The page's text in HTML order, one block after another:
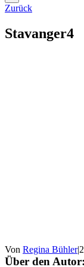
Zurück
Stavanger4
Von Regina Bühler|
Über den Autor: